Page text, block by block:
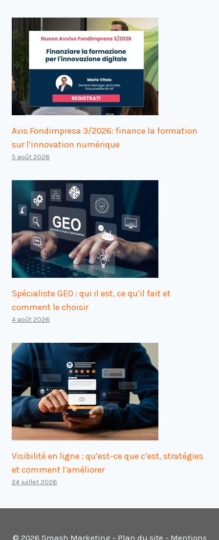
Avis Fondimpresa 3/2026: finance la formation
sur l’innovation numérique
5 août 2026
Spécialiste GEO : qui il est, ce qu’il fait et
comment le choisir
4 août 2026
Visibilité en ligne : qu’est-ce que c’est, stratégies
et comment l’améliorer
24 juillet 2026
© 2026 Smash Marketing - Plan du site - Mentions